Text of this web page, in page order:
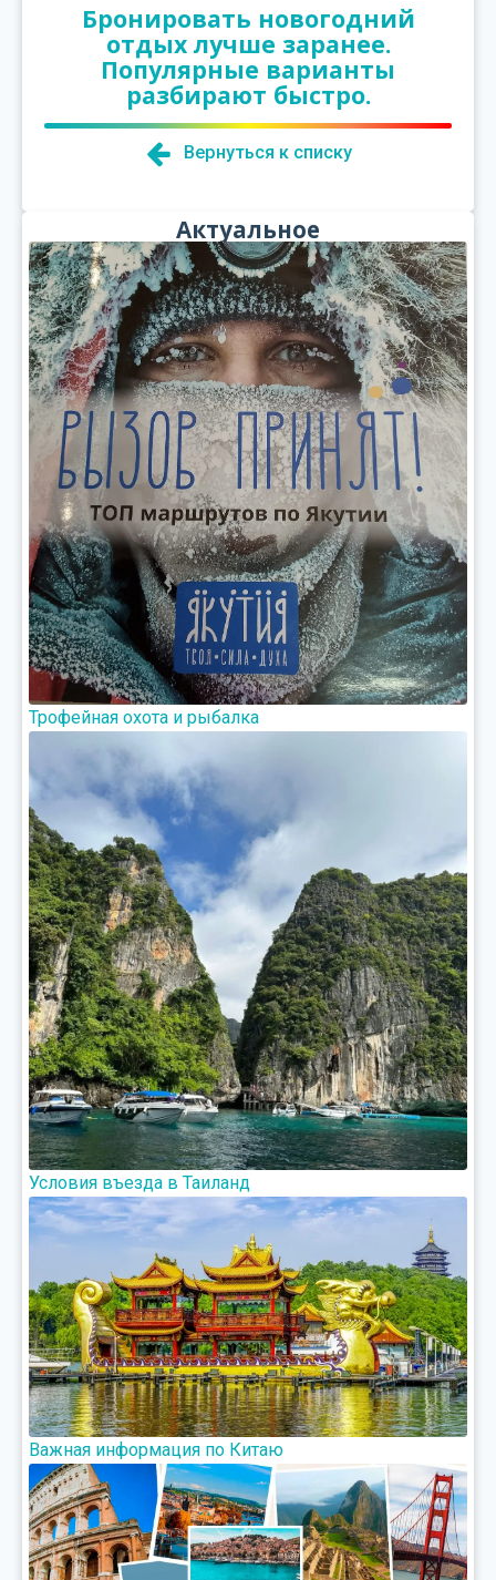
Бронировать новогодний
отдых лучше заранее.
Популярные варианты
разбирают быстро.
Вернуться к списку
Актуальное
Трофейная охота и рыбалка
Условия въезда в Таиланд
Важная информация по Китаю